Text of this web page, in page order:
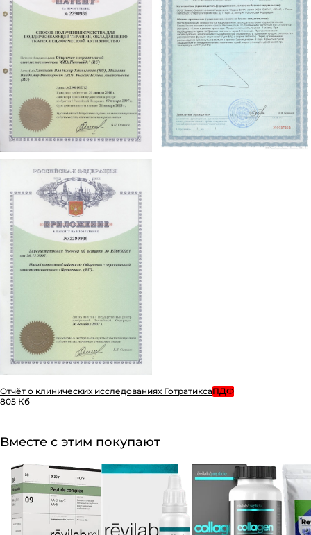
Отчёт о клинических исследованиях ГотратиксаПДФ
805 Кб
Вместе с этим покупают